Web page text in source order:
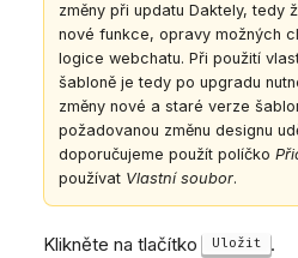
změny při updatu Daktely, tedy
nové funkce, opravy možných
logice webchatu. Při použití
šabloně je tedy po upgradu
změny nové a staré verze
požadovanou změnu designu
doporučujeme použít políčko
používat Vlastní soubor.
Klikněte na tlačítko Uložit .